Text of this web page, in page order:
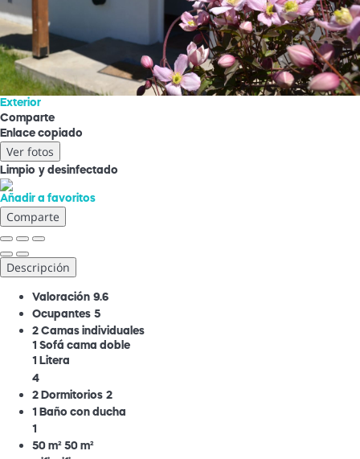
Exterior
Comparte
Enlace copiado
Ver fotos
Limpio y desinfectado
Añadir a favoritos
Comparte
Descripción
Valoración 9.6
Ocupantes 5
2 Camas individuales
1 Sofá cama doble
1 Litera
4
2 Dormitorios 2
1 Baño con ducha
1
50 m² 50 m²